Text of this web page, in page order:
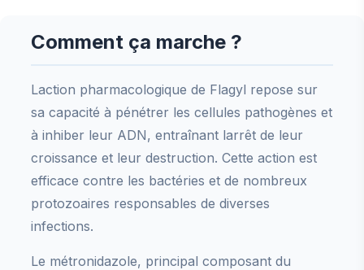
Comment ça marche ?
Laction pharmacologique de Flagyl repose sur
sa capacité à pénétrer les cellules pathogènes et
à inhiber leur ADN, entraînant larrêt de leur
croissance et leur destruction. Cette action est
efficace contre les bactéries et de nombreux
protozoaires responsables de diverses
infections.
Le métronidazole, principal composant du